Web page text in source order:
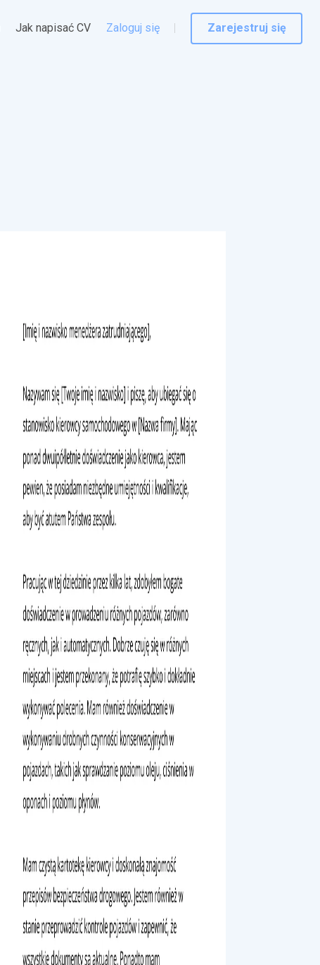
Jak napisać CV Zaloguj się Zarejestruj się